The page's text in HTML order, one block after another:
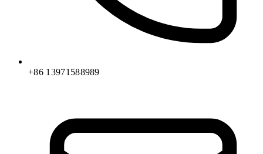
+86 13971588989